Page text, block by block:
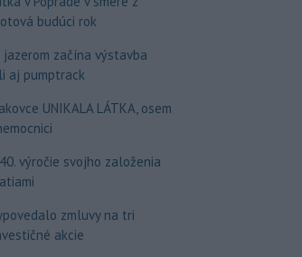
budúci rok
jazerom začína výstavba
aj pumptrack
UNIKALA LÁTKA, osem
výročie svojho založenia
zmluvy na tri
akcie